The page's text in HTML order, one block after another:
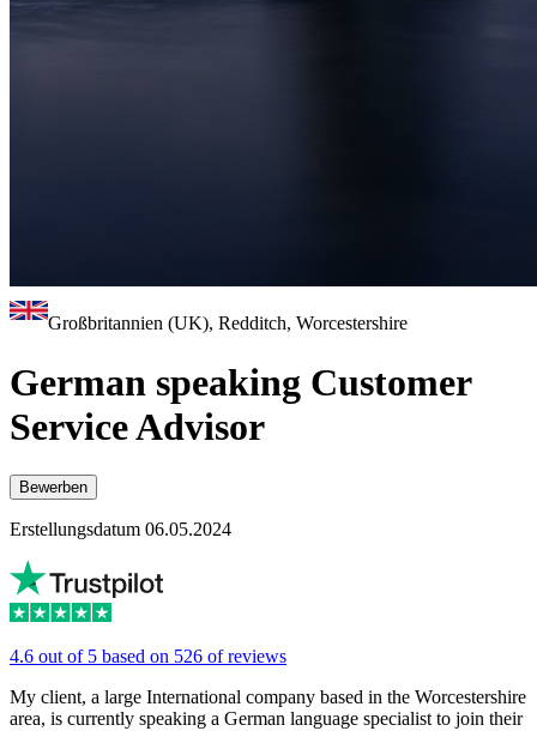
Großbritannien (UK), Redditch, Worcestershire
German speaking Customer
Service Advisor
Bewerben
Erstellungsdatum 06.05.2024
4.6 out of 5 based on 526 of reviews
My client, a large International company based in the Worcestershire
area, is currently speaking a German language specialist to join their